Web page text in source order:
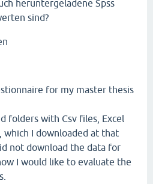
heruntergeladene Spss
sind?
for my master thesis
folders with Csv files, Excel
which I downloaded at that
not download the data for
I would like to evaluate the